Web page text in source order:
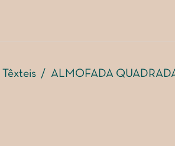
Têxteis / ALMOFADA